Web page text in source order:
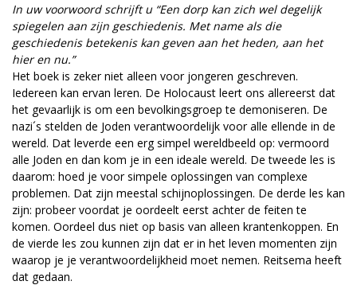
In uw voorwoord schrijft u “Een dorp kan zich wel degelijk
spiegelen aan zijn geschiedenis. Met name als die
geschiedenis betekenis kan geven aan het heden, aan het
hier en nu.”
Het boek is zeker niet alleen voor jongeren geschreven.
Iedereen kan ervan leren. De Holocaust leert ons allereerst dat
het gevaarlijk is om een bevolkingsgroep te demoniseren. De
nazi´s stelden de Joden verantwoordelijk voor alle ellende in de
wereld. Dat leverde een erg simpel wereldbeeld op: vermoord
alle Joden en dan kom je in een ideale wereld. De tweede les is
daarom: hoed je voor simpele oplossingen van complexe
problemen. Dat zijn meestal schijnoplossingen. De derde les kan
zijn: probeer voordat je oordeelt eerst achter de feiten te
komen. Oordeel dus niet op basis van alleen krantenkoppen. En
de vierde les zou kunnen zijn dat er in het leven momenten zijn
waarop je je verantwoordelijkheid moet nemen. Reitsema heeft
dat gedaan.